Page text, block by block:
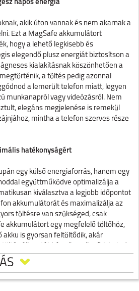
napos energia
akik úton vannak és nem akarnak a
Ezt a MagSafe akkumulátort
hogy a lehető legkisebb és
elegendő plusz energiát biztosítson a
kialakításnak köszönhetően a
a töltés pedig azonnal
a lemerült telefon miatt, legyen
munkanapról vagy videózásról. Nem
elegáns megjelenése is remekül
mintha a telefon szerves része
hatékonyságért
egy külső energiaforrás, hanem egy
együttműködve optimalizálja a
kiválasztva a legjobb időpontot
akkumulátorát és maximalizálja az
töltésre van szükséged, csak
akkumulátort egy megfelelő töltőhöz,
akku is gyorsan feltöltődik, akár